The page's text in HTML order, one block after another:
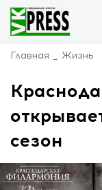
Главная Жизнь
сезон